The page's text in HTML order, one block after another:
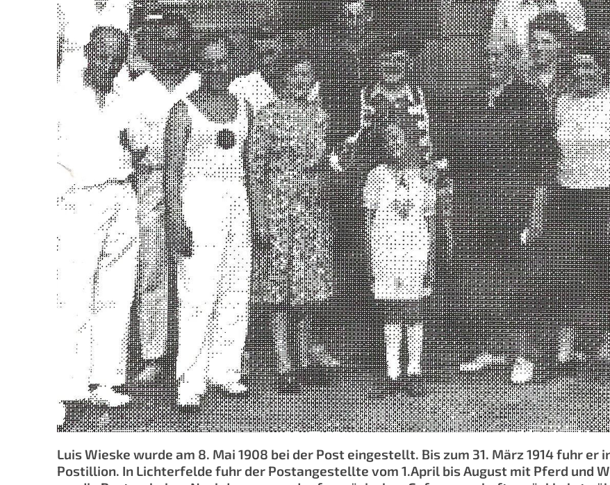
Luis Wieske wurde am 8. Mai 1908 bei der Post eingestellt. Bis zum 31. März 1914 fuhr
Postillion. In Lichterfelde fuhr der Postangestellte vom 1.April bis August mit Pferd und